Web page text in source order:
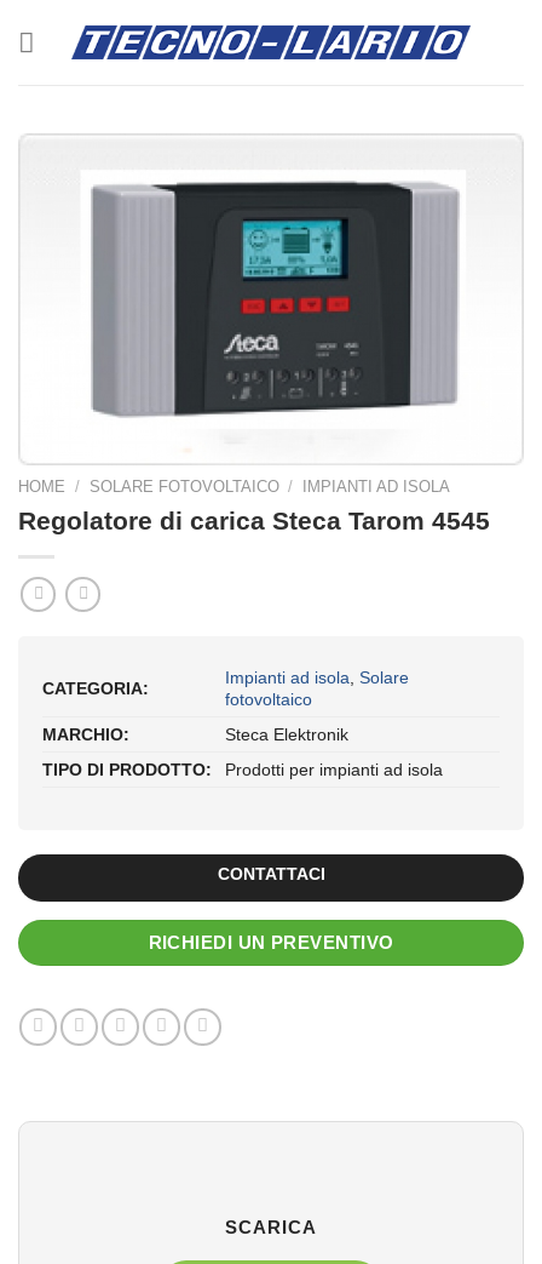
HOME / SOLARE FOTOVOLTAICO / IMPIANTI AD ISOLA
Regolatore di carica Steca Tarom 4545
CATEGORIA:
Impianti ad isola Solare
fotovoltaico
MARCHIO:
Steca Elektronik
TIPO DI PRODOTTO:
Prodotti per impianti ad isola
CONTATTACI
RICHIEDI UN PREVENTIVO
SCARICA